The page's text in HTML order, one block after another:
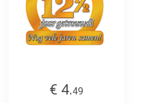
€ 4.49